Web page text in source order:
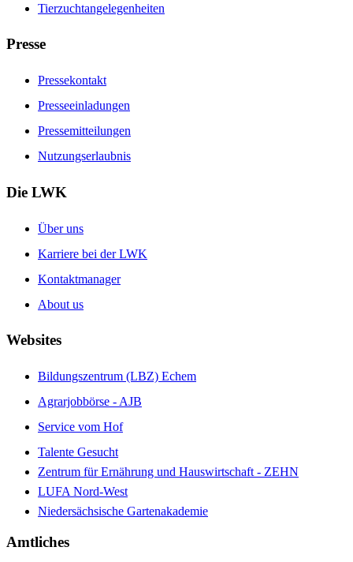
Tierzuchtangelegenheiten
Presse
Pressekontakt
Presseeinladungen
Pressemitteilungen
Nutzungserlaubnis
Die LWK
Über uns
Karriere bei der LWK
Kontaktmanager
About us
Websites
Bildungszentrum (LBZ) Echem
Agrarjobbörse - AJB
Service vom Hof
Talente Gesucht
Zentrum für Ernährung und Hauswirtschaft - ZEHN
LUFA Nord-West
Niedersächsische Gartenakademie
Amtliches